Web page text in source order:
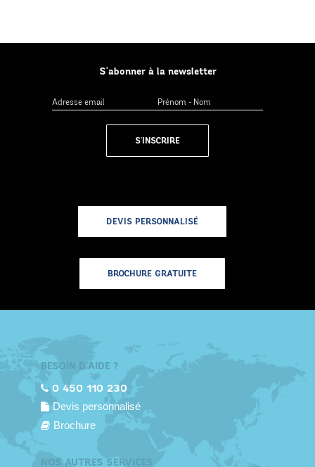
S'abonner à la newsletter
S'INSCRIRE
DEVIS PERSONNALISÉ
BROCHURE GRATUITE
BESOIN D'AIDE ?
0 450 110 230
Devis personnalisé
Brochure
NOS AUTRES SERVICES